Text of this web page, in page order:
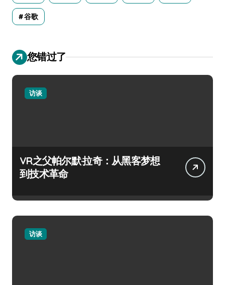
谷歌
您错过了
访谈
VR之父帕尔默·拉奇：从黑客梦想
到技术革命
访谈